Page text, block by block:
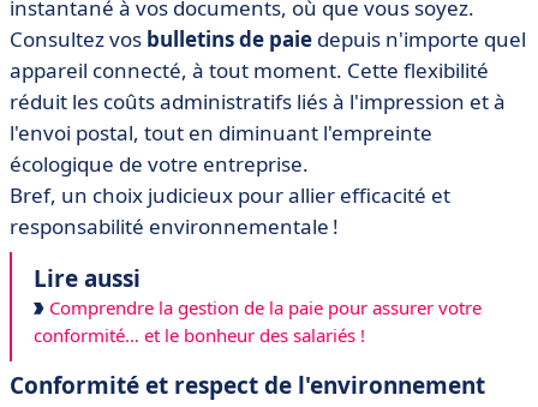
instantané à vos documents, où que vous soyez.
Consultez vos bulletins de paie depuis n'importe quel
appareil connecté, à tout moment. Cette flexibilité
réduit les coûts administratifs liés à l'impression et à
l'envoi postal, tout en diminuant l'empreinte
écologique de votre entreprise.
Bref, un choix judicieux pour allier efficacité et
responsabilité environnementale !
Lire aussi
Comprendre la gestion de la paie pour assurer votre
conformité… et le bonheur des salariés !
Conformité et respect de l'environnement